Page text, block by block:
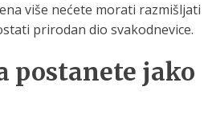
više nećete morati razmišljati
prirodan dio svakodnevice.
postanete jako